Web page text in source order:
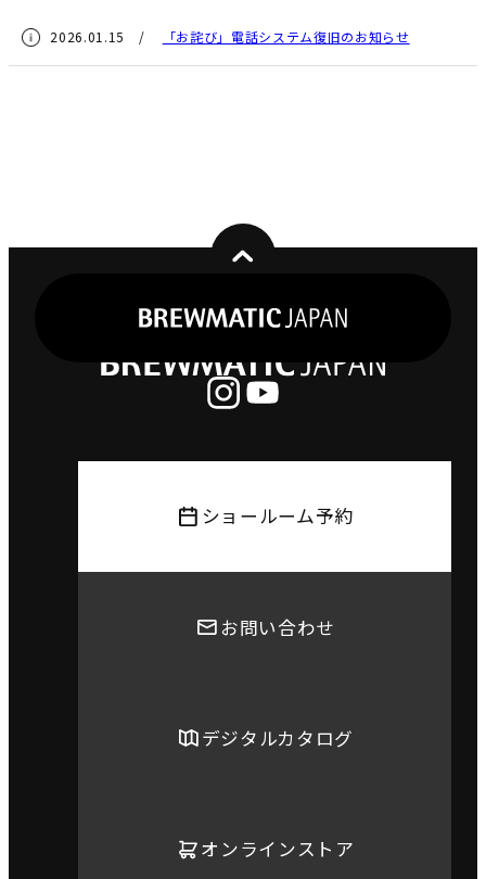
2026.01.15 / 「お詫び」電話システム復旧のお知らせ
ショールーム予約
お問い合わせ
デジタルカタログ
オンラインストア